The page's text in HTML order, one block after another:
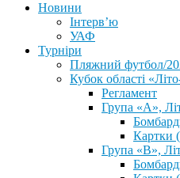
Новини
Інтерв’ю
УАФ
Турніри
Пляжний футбол/
Кубок області
Регламент
Група «А»,
Картки
Група «В»,